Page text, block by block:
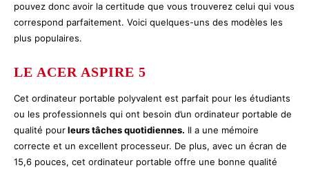
pouvez donc avoir la certitude que vous trouverez celui qui vous
correspond parfaitement. Voici quelques-uns des modèles les
plus populaires.
LE ACER ASPIRE 5
Cet ordinateur portable polyvalent est parfait pour les étudiants
ou les professionnels qui ont besoin d’un ordinateur portable de
qualité pourleurs tâches quotidiennes. Il a une mémoire
correcte et un excellent processeur. De plus, avec un écran de
15,6 pouces, cet ordinateur portable offre une bonne qualité